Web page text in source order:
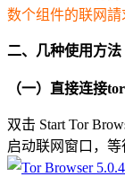
数个组件的联网請
二、几种使用方法
（一）直接连接
双击 Start Tor
启动联网窗口，